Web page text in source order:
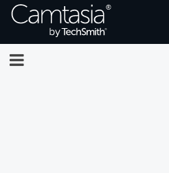
Passer
directement
contenu